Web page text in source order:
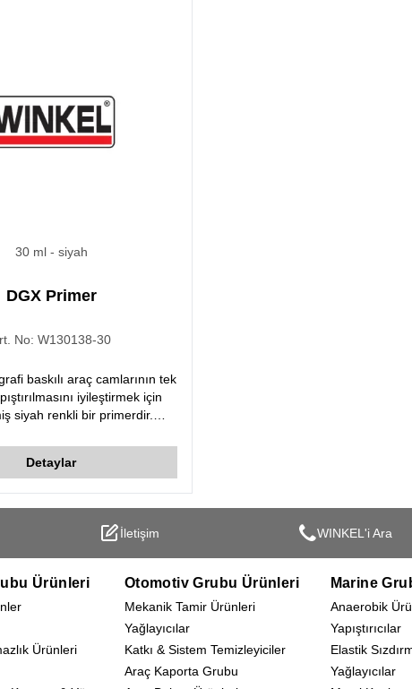
30 ml - siyah
DGX Primer
No:W130138-30
baskılı araç camlarının tek
iyileştirmek için
siyah renkli bir primerdir.
yapışmasını sağlar.
Detaylar
İletişim WINKEL'i Ara
Ürünleri
Ürünleri
Otomotiv Grubu Ürünleri
Mekanik Tamir Ürünleri
Yağlayıcılar
Katkı & Sistem Temizleyiciler
Araç Kaporta Grubu
Marine
Anaerobik
Yapıştırıcılar
Elastik
Yağlayıcılar